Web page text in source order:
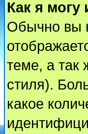
Как я могу
Обычно вы
теме, а так
стиля).
какое